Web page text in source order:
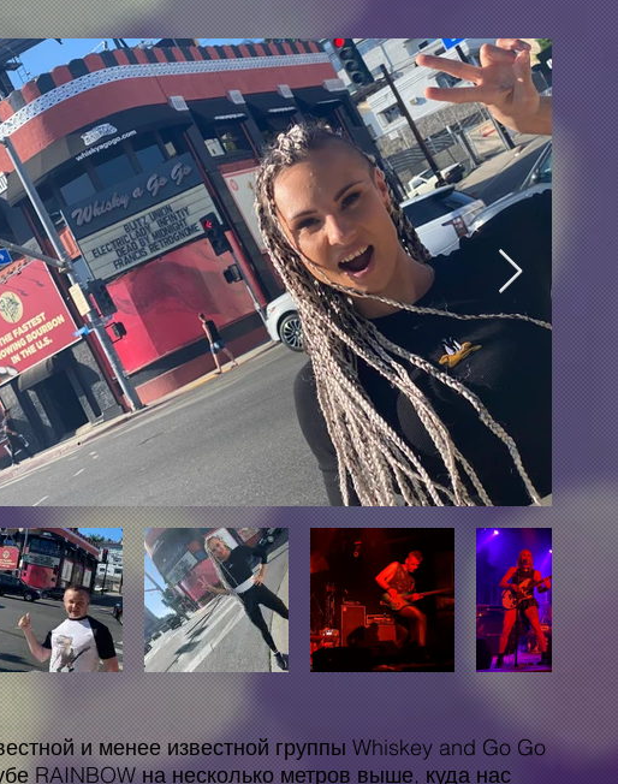
и менее известной группы Whiskey and Go Go
RAINBOW на несколько метров выше, куда нас